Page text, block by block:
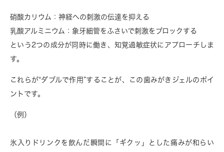
硝酸カリウム ：神経への刺激の伝達を抑える
乳酸アルミニウム ：象牙細管をふさいで刺激をブロックする
という2つの成分が同時に働き、知覚過敏症状にアプローチしま
す。
これらが“ダブルで作用”することが、この歯みがきジェルのポイ
ントです。
（例）
氷入りドリンクを飲んだ瞬間に「ギクッ」とした痛みが和らい